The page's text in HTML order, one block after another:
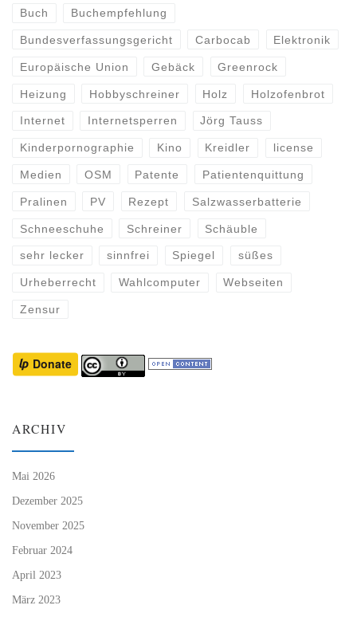
Buch Buchempfehlung
Bundesverfassungsgericht Carbocab Elektronik
Europäische Union Gebäck Greenrock
Heizung Hobbyschreiner Holz Holzofenbrot
Internet Internetsperren Jörg Tauss
Kinderpornographie Kino Kreidler license
Medien OSM Patente Patientenquittung
Pralinen PV Rezept Salzwasserbatterie
Schneeschuhe Schreiner Schäuble
sehr lecker sinnfrei Spiegel süßes
Urheberrecht Wahlcomputer Webseiten
Zensur
ARCHIV
Mai 2026
Dezember 2025
November 2025
Februar 2024
April 2023
März 2023